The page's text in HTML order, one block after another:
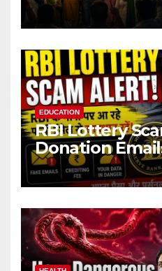
EDUCATION
RBI Lottery
Donation
Name Target